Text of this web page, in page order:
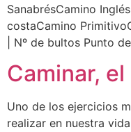
SanabrésCamino
costaCamino
| Nº de bultos Punto
Caminar,
Uno de los ejercicios
realizar en nuestra